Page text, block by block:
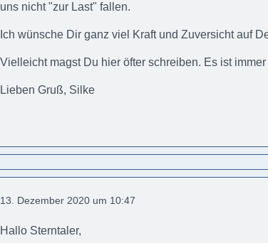
uns nicht "zur Last" fallen.
Ich wünsche Dir ganz viel Kraft und Zuversicht auf
Vielleicht magst Du hier öfter schreiben. Es ist
Lieben Gruß, Silke
13. Dezember 2020 um 10:47
Hallo Sterntaler,